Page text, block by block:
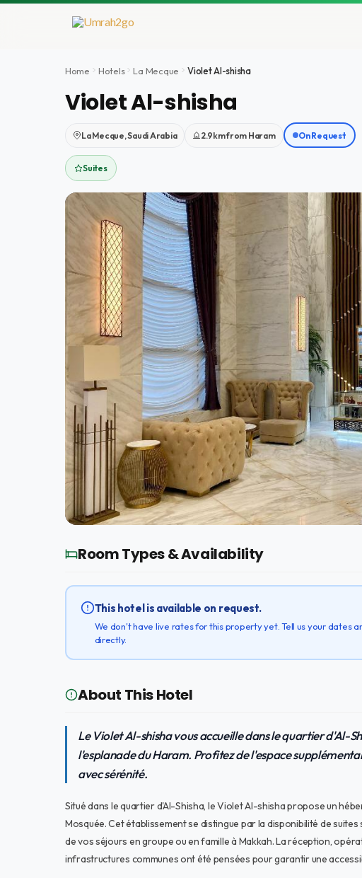
Aller
Home Hotels La Mecque Violet Al-shisha
Violet Al-shisha
La Mecque, Saudi Arabia 2.9km from Haram On Request
Suites
Room Types & Availability
This hotel is available on request.
We don't have live rates for this property yet. Tell us your dates
directly.
About This Hotel
Le Violet Al-shisha vous accueille dans le quartier d'Al-
l'esplanade du Haram. Profitez de l'espace
avec sérénité.
Situé dans le quartier d'Al-Shisha, le Violet Al-shisha propose un
Mosquée. Cet établissement se distingue par la disponibilité de
de vos séjours en groupe ou en famille à Makkah. La réception,
infrastructures communes ont été pensées pour garantir une